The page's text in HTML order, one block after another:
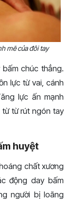
mẽ của đôi tay
chúc thẳng.
lực từ vai, cánh
lực ấn mạnh
từ rút ngón tay
huyệt
chất xương
động day bấm
người bị loãng